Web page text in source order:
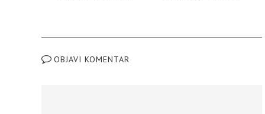
OBJAVI KOMENTAR